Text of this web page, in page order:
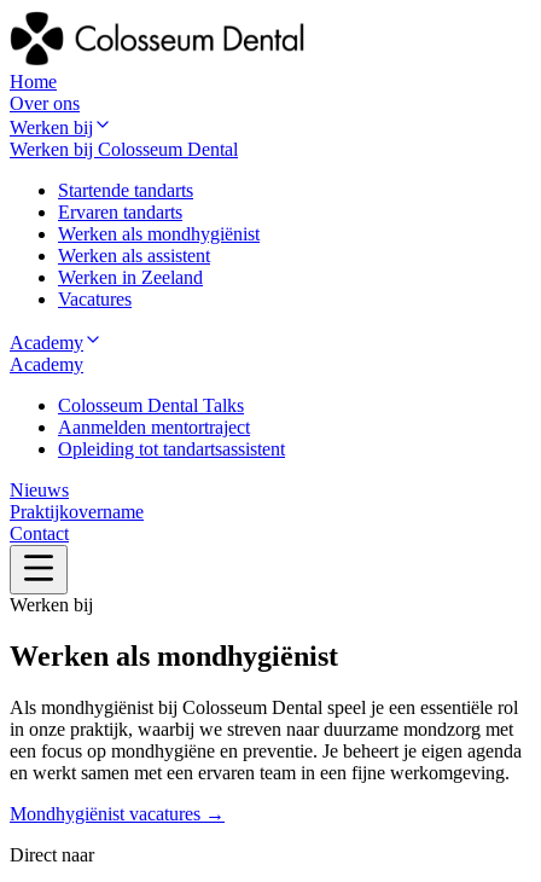
Home
Over ons
Werken bij
Werken bij Colosseum Dental
Startende tandarts
Ervaren tandarts
Werken als mondhygiënist
Werken als assistent
Werken in Zeeland
Vacatures
Academy
Academy
Colosseum Dental Talks
Aanmelden mentortraject
Opleiding tot tandartsassistent
Nieuws
Praktijkovername
Contact
Werken bij
Werken als mondhygiënist
Als mondhygiënist bij Colosseum Dental speel je een essentiële rol
in onze praktijk, waarbij we streven naar duurzame mondzorg met
een focus op mondhygiëne en preventie. Je beheert je eigen agenda
en werkt samen met een ervaren team in een fijne werkomgeving.
Mondhygiënist vacatures →
Direct naar